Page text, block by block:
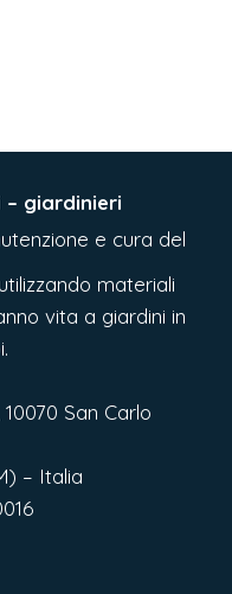
giardinieri
e cura del
materiali
vita a giardini in
San Carlo
– Italia